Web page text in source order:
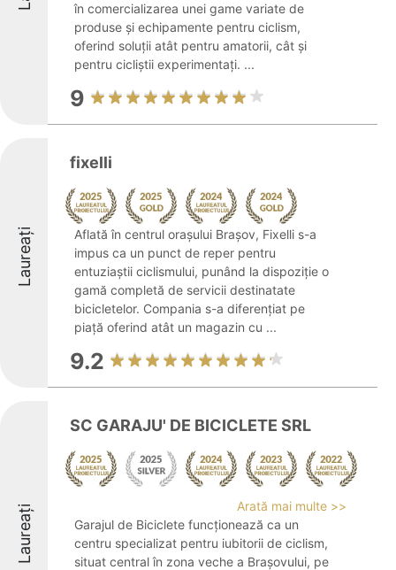
în comercializarea unei game variate de
produse și echipamente pentru ciclism,
oferind soluții atât pentru amatorii, cât și
pentru cicliștii experimentați. ...
9
Laureați
fixelli
Aflată în centrul orașului Brașov, Fixelli s-a
impus ca un punct de reper pentru
entuziaștii ciclismului, punând la dispoziție o
gamă completă de servicii destinatate
bicicletelor. Compania s-a diferențiat pe
piață oferind atât un magazin cu ...
9.2
Laureați
SC GARAJU' DE BICICLETE SRL
Arată mai multe >>
Garajul de Biciclete funcționează ca un
centru specializat pentru iubitorii de ciclism,
situat central în zona veche a Brașovului, pe